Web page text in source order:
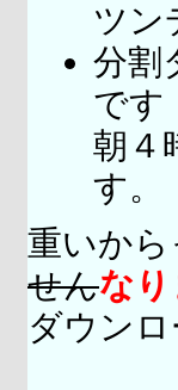
ツン
分割
です
朝４
す。
重いから
せんな
ダウン